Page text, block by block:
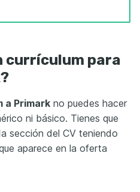
currículum para
a Primark no puedes hacer
ni básico. Tienes que
sección del CV teniendo
aparece en la oferta